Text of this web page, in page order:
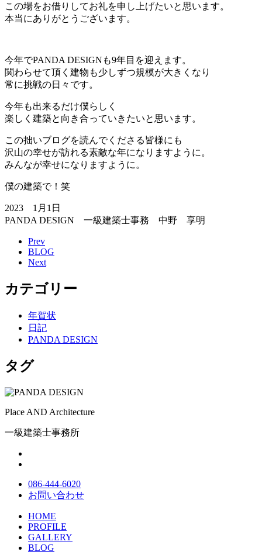
この場をお借りしてお礼を申し上げたいと思います。
本当にありがとうございます。
今年でPANDA DESIGNも9年目を迎えます。
関わらせて頂く建物も少しずつ規模が大きくなり
常に挑戦の日々です。
今年も出来るだけ僕らしく
楽しく建築と向き合っていきたいと思います。
この拙いブログを読んでくださる皆様にも
沢山の幸せが訪れる素敵な年になりますように。
みんなが幸せになりますように。
僕の建築で！笑
2023 1月1日
PANDA DESIGN 一級建築士事務 中野 享明
Prev
BLOG
Next
カテゴリー
年賀状
日記
PANDA DESIGN
タグ
Place AND Architecture
一級建築士事務所
086-444-6020
お問い合わせ
HOME
PROFILE
GALLERY
BLOG